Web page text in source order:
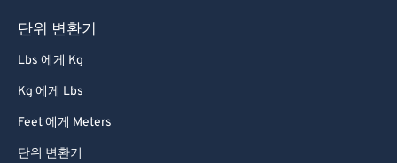
단위 변환기
Lbs 에게 Kg
Kg 에게 Lbs
Feet 에게 Meters
단위 변환기